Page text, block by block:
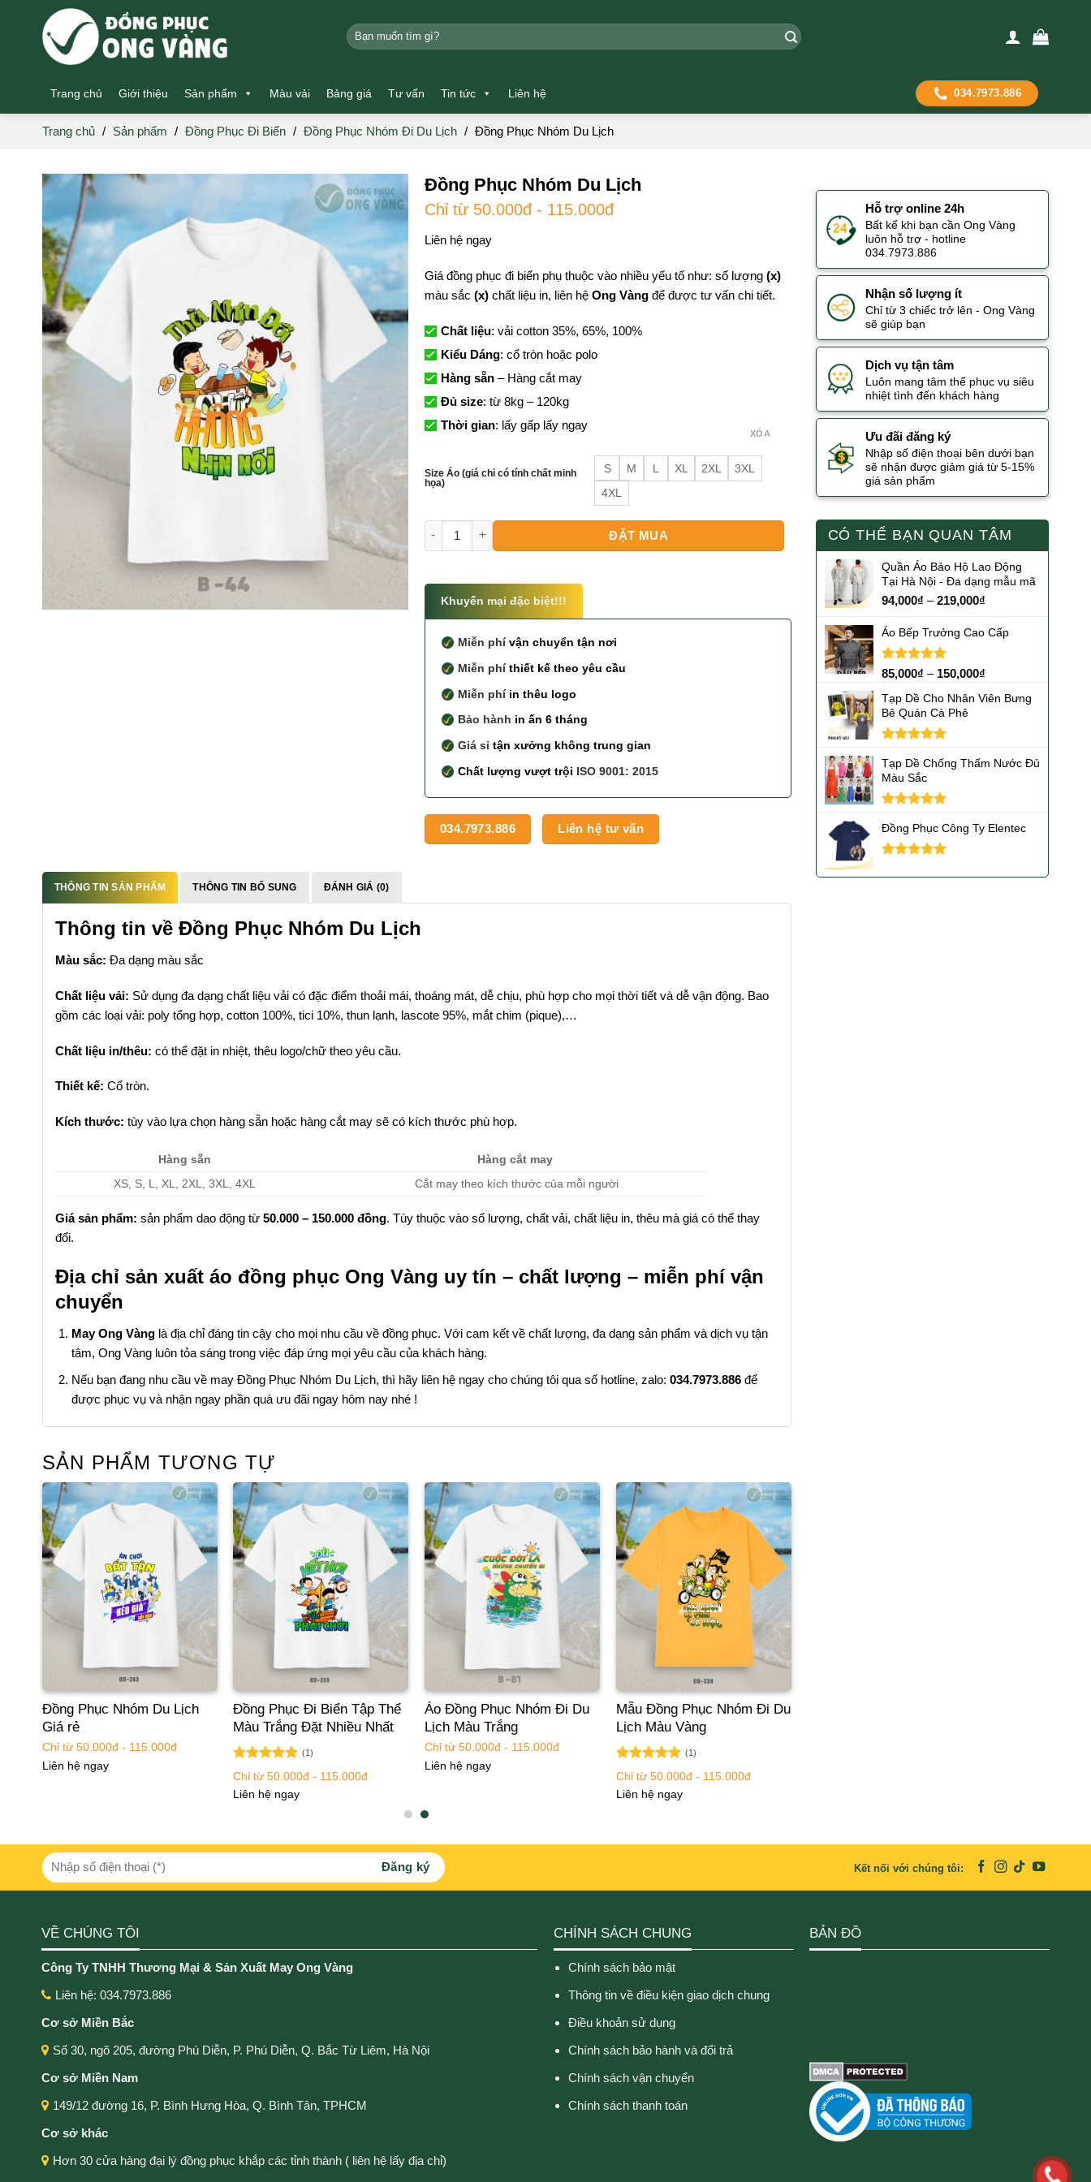
Tìm
kiếm:
Trang chủ Giới thiệu Sản phẩm Màu vải Bảng giá Tư vấn Tin tức Liên hệ 034.7973.886
Trang chủ / Sản phẩm / Đồng Phục Đi Biển / Đồng Phục Nhóm Đi Du Lịch / Đồng Phục Nhóm Du Lịch
Đồng Phục Nhóm Du Lịch
Chỉ từ 50.000đ - 115.000đ
Liên hệ ngay
Giá đồng phục đi biển phụ thuộc vào nhiều yếu tố như: số lượng(x)
màu sắc(x)chất liệu in, liên hệOng Vàng để được tư vấn chi tiết.
Chất liệu: vải cotton 35%, 65%, 100%
Kiểu Dáng: cổ tròn hoặc polo
Hàng sẵn – Hàng cắt may
Đủ size: từ 8kg – 120kg
Thời gian: lấy gấp lấy ngay
Size Áo (giá chỉ có tính chất minh
họa)
S M L XL 2XL
3XL
4XL
XÓA
Đồng Phục Nhóm Du Lịch số lượng
ĐẶT MUA
Khuyến mại đặc biệt!!!
Miễn phívận chuyển tận nơi
Miễn phíthiết kế theo yêu cầu
Miễn phíin thêu logo
Bảo hành in ấn 6 tháng
Giá sỉ tận xưởng không trung gian
Chất lượng vượt trội ISO 9001: 2015
034.7973.886 Liên hệ tư vấn
THÔNG TIN SẢN PHẨM THÔNG TIN BỔ SUNG ĐÁNH GIÁ (0)
Thông tin về Đồng Phục Nhóm Du Lịch
Màu sắc: Đa dạng màu sắc
Chất liệu vải: Sử dụng đa dạng chất liệu vải có đặc điểm thoải mái, thoáng mát, dễ chịu, phù hợp cho mọi thời tiết và dễ vận động. Bao
gồm các loại vải: poly tổng hợp, cotton 100%, tici 10%, thun lạnh, lascote 95%, mắt chim (pique),…
Chất liệu in/thêu: có thể đặt in nhiệt, thêu logo/chữ theo yêu cầu.
Thiết kế: Cổ tròn.
Kích thước: tùy vào lựa chọn hàng sẵn hoặc hàng cắt may sẽ có kích thước phù hợp.
Hàng sẵn
Hàng cắt may
XS, S, L, XL, 2XL, 3XL, 4XL
Cắt may theo kích thước của mỗi người
Giá sản phẩm: sản phẩm dao động từ 50.000 – 150.000 đồng. Tùy thuộc vào số lượng, chất vải, chất liệu in, thêu mà giá có thể thay
đổi.
Địa chỉ sản xuất áo đồng phục Ong Vàng uy tín – chất lượng – miễn phí vận
chuyển
May Ong Vànglà địa chỉ đáng tin cậy cho mọi nhu cầu về đồng phục. Với cam kết về chất lượng, đa dạng sản phẩm và dịch vụ tận
tâm, Ong Vàng luôn tỏa sáng trong việc đáp ứng mọi yêu cầu của khách hàng.
Nếu bạn đang nhu cầu về may Đồng Phục Nhóm Du Lịch, thì hãy liên hệ ngay cho chúng tôi qua số hotline, zalo: 034.7973.886để
được phục vụ và nhận ngay phần quà ưu đãi ngay hôm nay nhé !
SẢN PHẨM TƯƠNG TỰ
Mẫu Đồng Phục Nhóm Đi Du
Lịch Màu Vàng
Được xếp
hạng 5.00
5 sao
(1)
Chỉ từ 50.000đ - 115.000đ
Liên hệ ngay
Áo Đồng Phục Nhóm Đi Du
Lịch Màu Trắng
Chỉ từ 50.000đ - 115.000đ
Liên hệ ngay
Đồng Phục Đi Biển Tập Thể
Màu Trắng Đặt Nhiều Nhất
Được xếp
hạng 5.00
5 sao
(1)
Chỉ từ 50.000đ - 115.000đ
Liên hệ ngay
Đồng Phục Nhóm Du Lịch
Giá rẻ
Chỉ từ 50.000đ - 115.000đ
Liên hệ ngay
Hỗ trợ online 24h
Bất kể khi bạn cần Ong Vàng
luôn hỗ trợ - hotline
034.7973.886
Nhận số lượng ít
Chỉ từ 3 chiếc trở lên - Ong Vàng
sẽ giúp bạn
Dịch vụ tận tâm
Luôn mang tâm thế phục vụ siêu
nhiệt tình đến khách hàng
Ưu đãi đăng ký
Nhập số điện thoại bên dưới bạn
sẽ nhận được giảm giá từ 5-15%
giá sản phẩm
CÓ THỂ BẠN QUAN TÂM
Quần Áo Bảo Hộ Lao Động
Tại Hà Nội - Đa dạng mẫu mã
94,000₫ –219,000₫
Áo Bếp Trưởng Cao Cấp
Được xếp
5 sao
85,000₫ – 150,000₫
Tạp Dề Cho Nhân Viên Bưng
Bê Quán Cà Phê
hạng5.00
5 sao
Tạp Dề Chống Thấm Nước Đủ
Màu Sắc
hạng 5.00
5 sao
Đồng Phục Công Ty Elentec
hạng5.00
Kết nối với chúng tôi:
VỀ CHÚNG TÔI
Công Ty TNHH Thương Mại & Sản Xuất May Ong Vàng
Liên hệ: 034.7973.886
Cơ sở Miền Bắc
Số 30, ngõ 205, đường Phú Diễn, P. Phú Diễn, Q. Bắc Từ Liêm, Hà Nội
Cơ sở Miền Nam
149/12 đường 16, P. Bình Hưng Hòa, Q. Bình Tân, TPHCM
Cơ sở khác
Hơn 30 cửa hàng đại lý đồng phục khắp các tỉnh thành ( liên hệ lấy địa chỉ)
CHÍNH SÁCH CHUNG
Chính sách bảo mật
Thông tin về điều kiện giao dịch chung
Điều khoản sử dụng
Chính sách bảo hành và đổi trả
Chính sách vận chuyển
Chính sách thanh toán
BẢN ĐỒ